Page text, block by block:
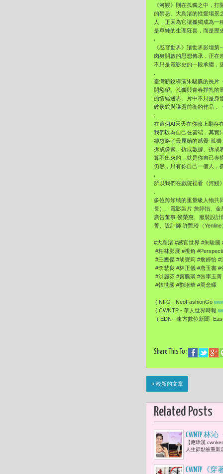
《河鰻》則在孤獨之中，
的禁忌。大島渚的性愛場景
人，正因為它讓孤獨成為
是單純的生理狂喜，而是歷
《感官世界》讓世界影壇
肉身開啟的思想傳承，正在
不只是電影史的一段承繼，
臺灣新銳導演朱駿騰的長片
開慾望、孤獨與青春掙扎的
的情緒邊界。片中不只是身
破形式與議題前衛的作品，
在這個AI天天在你臉上刷存
我們以為自己在雲端，其實
卻忽略了最原始的感覺-孤
拆成像素、拆成數據、拆成
算不出來的，就是你自己赤
仍然，只有你自己一個人，
所以我們在戲院裡看《河鰻
多位跨領域的重量級人物共
長）、電影製片 詹婷怡、
廣告董事 侯榮惠、服裝設
菁、設計師 許艷玲（
#大島渚 #感官世界 #朱駿騰
#柏林影展 #視角
#王應傑 #胡寶莉 #詹婷怡
#李慧良 #林正儀 #唐玉書 #
#洪麗芬 #竇騰璜 #張李玉
#韓世國 #劉培華 #周念暉
( NFG - NeoFashionGo
( CWNTP - 華人世界時報
( EDN - 東方數位新聞-
Share This To :
« 較新的文章
Related Posts
CWNTP 林
【應瑋漢
人生節點被重
CWNTP《